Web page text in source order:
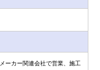
ーカー関連会社で営業、施工